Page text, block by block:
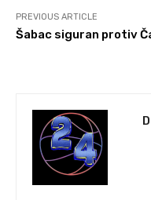
PREVIOUS ARTICLE
Šabac siguran protiv